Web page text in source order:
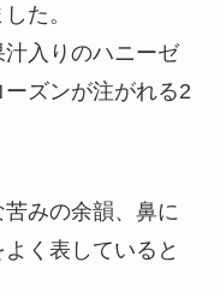
た。
入りのハニーゼ
ズンが注がれる2
みの余韻、鼻に
く表していると